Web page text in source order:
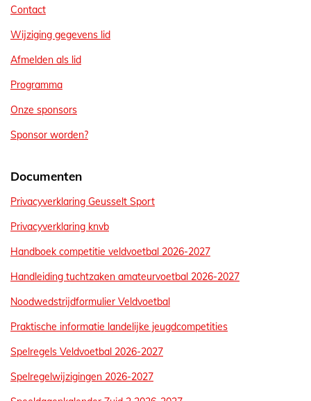
Contact
Wijziging gegevens lid
Afmelden als lid
Programma
Onze sponsors
Sponsor worden?
Documenten
Privacyverklaring Geusselt Sport
Privacyverklaring knvb
Handboek competitie veldvoetbal 2026-2027
Handleiding tuchtzaken amateurvoetbal 2026-2027
Noodwedstrijdformulier Veldvoetbal
Praktische informatie landelijke jeugdcompetities
Spelregels Veldvoetbal 2026-2027
Spelregelwijzigingen 2026-2027